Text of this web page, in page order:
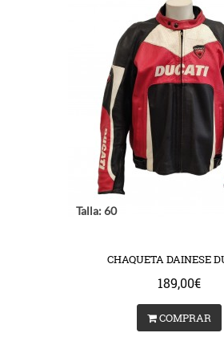
Talla: 60
CHAQUETA DAINESE
189,00€
COMPRAR